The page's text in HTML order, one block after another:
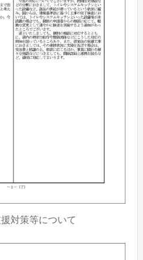
対策等について